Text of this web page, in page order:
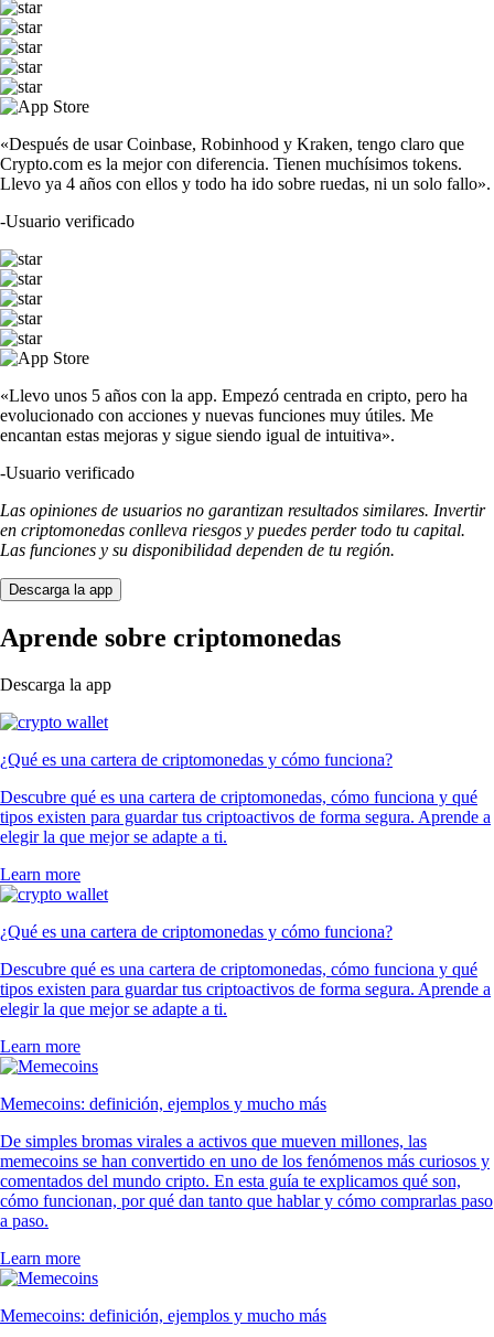
«Después de usar Coinbase, Robinhood y Kraken, tengo claro que
Crypto.com es la mejor con diferencia. Tienen muchísimos tokens.
Llevo ya 4 años con ellos y todo ha ido sobre ruedas, ni un solo fallo».
-Usuario verificado
«Llevo unos 5 años con la app. Empezó centrada en cripto, pero ha
evolucionado con acciones y nuevas funciones muy útiles. Me
encantan estas mejoras y sigue siendo igual de intuitiva».
-Usuario verificado
Las opiniones de usuarios no garantizan resultados similares. Invertir
en criptomonedas conlleva riesgos y puedes perder todo tu capital.
Las funciones y su disponibilidad dependen de tu región.
Descarga la app
Aprende sobre criptomonedas
Descarga la app
¿Qué es una cartera de criptomonedas y cómo funciona?
Descubre qué es una cartera de criptomonedas, cómo funciona y qué
tipos existen para guardar tus criptoactivos de forma segura. Aprende a
elegir la que mejor se adapte a ti.
Learn more
¿Qué es una cartera de criptomonedas y cómo funciona?
Descubre qué es una cartera de criptomonedas, cómo funciona y qué
tipos existen para guardar tus criptoactivos de forma segura. Aprende a
elegir la que mejor se adapte a ti.
Learn more
Memecoins: definición, ejemplos y mucho más
De simples bromas virales a activos que mueven millones, las
memecoins se han convertido en uno de los fenómenos más curiosos y
comentados del mundo cripto. En esta guía te explicamos qué son,
cómo funcionan, por qué dan tanto que hablar y cómo comprarlas paso
a paso.
Learn more
Memecoins: definición, ejemplos y mucho más